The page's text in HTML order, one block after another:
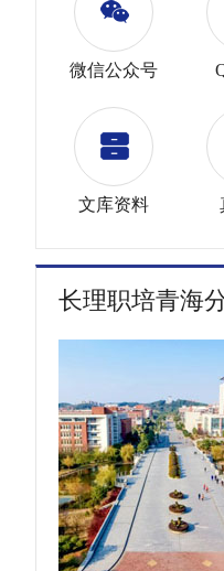
微信公众号
文库资料
长理职培青海